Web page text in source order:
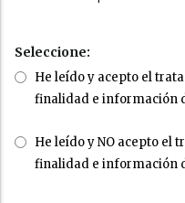
Seleccione:
He leído y acepto el
finalidad e información
He leído y NO acepto el
finalidad e información